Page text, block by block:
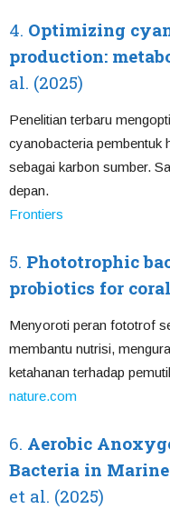
4. Optimizing
production:
al. (2025)
Penelitian terbaru
cyanobacteria pembentuk
sebagai karbon sumber.
depan.
Frontiers
5. Phototrophic
probiotics for
Menyoroti peran fototrof
membantu nutrisi,
ketahanan terhadap
nature.com
6. Aerobic
Bacteria in
et al. (2025)